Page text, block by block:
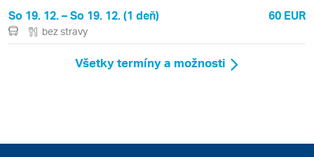
So 19. 12. – So 19. 12. (1 deň) 60 EUR
bez stravy
Všetky termíny a možnosti